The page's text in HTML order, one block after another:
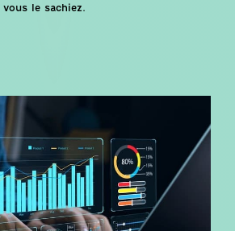
le sachiez.